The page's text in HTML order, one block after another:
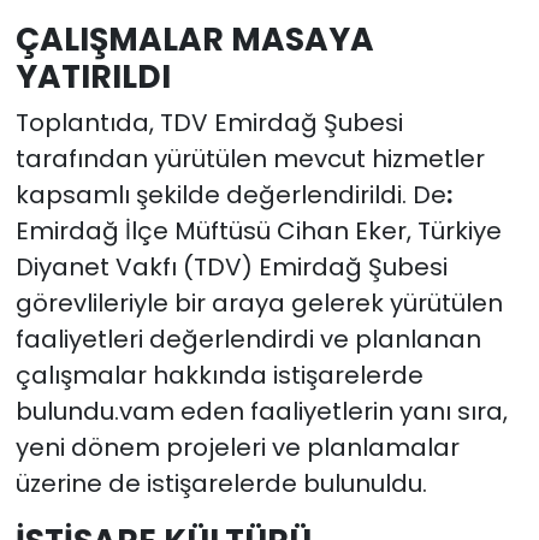
ÇALIŞMALAR MASAYA
YATIRILDI
Toplantıda, TDV Emirdağ Şubesi
tarafından yürütülen mevcut hizmetler
kapsamlı şekilde değerlendirildi. De:
Emirdağ İlçe Müftüsü Cihan Eker, Türkiye
Diyanet Vakfı (TDV) Emirdağ Şubesi
görevlileriyle bir araya gelerek yürütülen
faaliyetleri değerlendirdi ve planlanan
çalışmalar hakkında istişarelerde
bulundu.vam eden faaliyetlerin yanı sıra,
yeni dönem projeleri ve planlamalar
üzerine de istişarelerde bulunuldu.